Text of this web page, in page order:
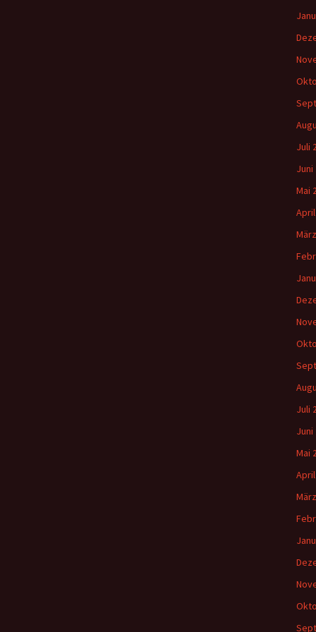
Juli
Juni
Mai
Juli
Juni
Mai